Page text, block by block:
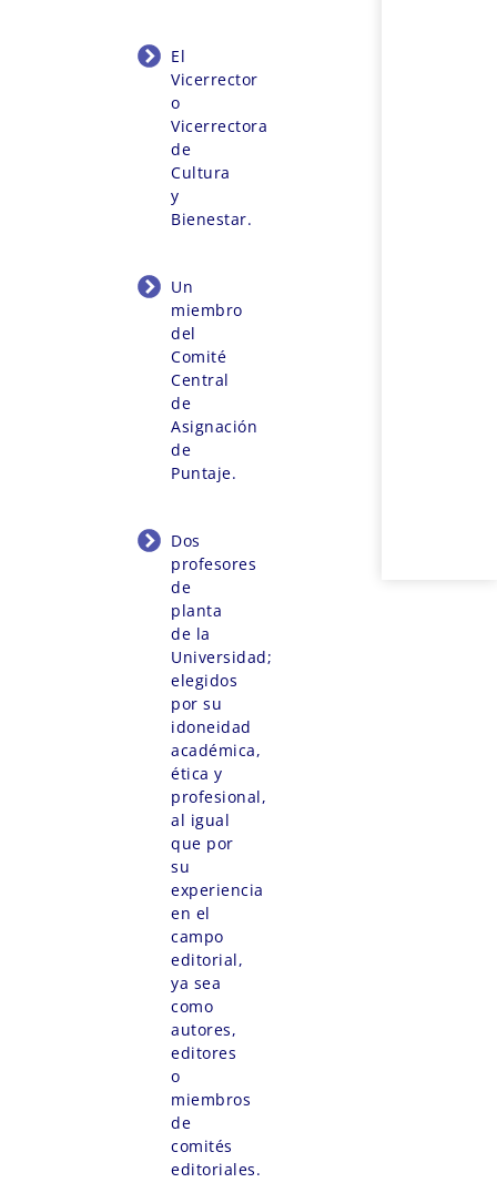
El
Vicerrector
o
Vicerrectora
de
Cultura
y
Bienestar.
Un
miembro
del
Comité
Central
de
Asignación
de
Puntaje.
Dos
profesores
de
planta
de la
Universidad;
elegidos
por su
idoneidad
académica,
ética y
profesional,
al igual
que por
su
experiencia
en el
campo
editorial,
ya sea
como
autores,
editores
o
miembros
de
comités
editoriales.